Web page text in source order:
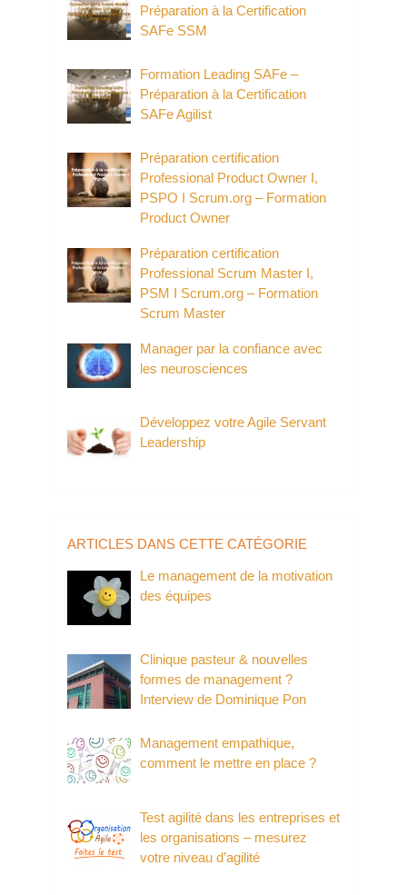
Préparation à la Certification
SAFe SSM
Formation Leading SAFe –
Préparation à la Certification
SAFe Agilist
Préparation certification
Professional Product Owner I,
PSPO I Scrum.org – Formation
Product Owner
Préparation certification
Professional Scrum Master I,
PSM I Scrum.org – Formation
Scrum Master
Manager par la confiance avec
les neurosciences
Développez votre Agile Servant
Leadership
ARTICLES DANS CETTE CATÉGORIE
Le management de la motivation
des équipes
Clinique pasteur & nouvelles
formes de management ?
Interview de Dominique Pon
Management empathique,
comment le mettre en place ?
Test agilité dans les entreprises et
les organisations – mesurez
votre niveau d’agilité